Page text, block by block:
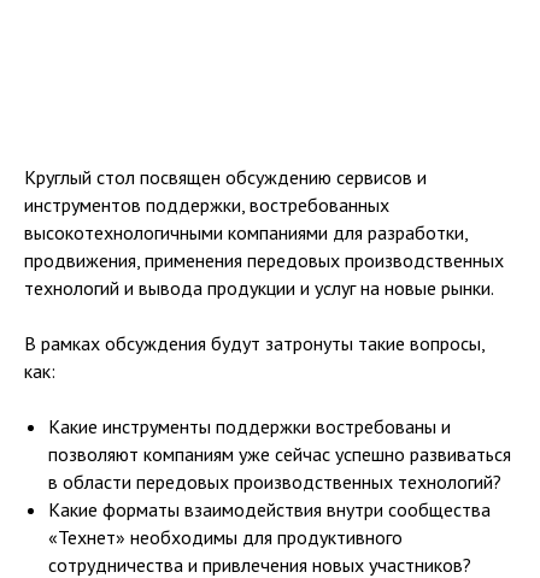
Круглый стол посвящен обсуждению сервисов и
инструментов поддержки, востребованных
высокотехнологичными компаниями для разработки,
продвижения, применения передовых производственных
технологий и вывода продукции и услуг на новые рынки.
В рамках обсуждения будут затронуты такие вопросы,
как:
Какие инструменты поддержки востребованы и
позволяют компаниям уже сейчас успешно развиваться
в области передовых производственных технологий?
Какие форматы взаимодействия внутри сообщества
«Технет» необходимы для продуктивного
сотрудничества и привлечения новых участников?